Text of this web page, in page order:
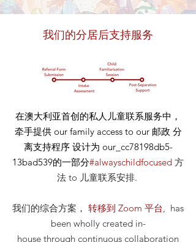
我们的分居后支持服务
在澳大利亚首创的私人儿童联系服务中，
牵手提供 our family access to our 邮政 分
离支持程序 设计为 our_cc78198db5-
13bad539的一部分#alwayschildfocused 方
法to 儿童联系安排.
我们的综合方案， 转移到 Zoom 平台, has
been wholly created in-
house through continuous collaboration